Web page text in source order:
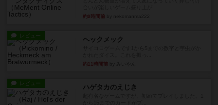
約9時間前
レビュー ヘックメック
約11時間前
レビュー ハゲタカのえじき